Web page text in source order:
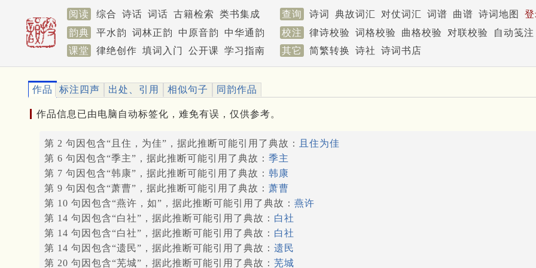
阅读 综合 诗话 词话 古籍检索 类书集成 查询 诗词 典故词汇 对仗词汇 词谱 曲谱 诗词地图
韵典
平水韵 词林正韵 中原音韵 中华通韵 校注 律诗校验 词格校验 曲格校验 对联校验
自动笺注
课堂
律绝创作 填词入门 公开课 学习指南 其它 简繁转换 诗社 诗词书店
作品 标注四声 出处、引用 相似句子 同韵作品
作品信息已由电脑自动标签化，难免有误，仅供参考。
第 2 句因包含“且住，为佳”，据此推断可能引用了典故：
且住为佳
第 6 句因包含“季主”，据此推断可能引用了典故： 季主
第 7 句因包含“韩康”，据此推断可能引用了典故： 韩康
第 9 句因包含“萧曹”，据此推断可能引用了典故： 萧曹
第 10 句因包含“燕许，如”，据此推断可能引用了典故： 燕许
第 14 句因包含“白社”，据此推断可能引用了典故： 白社
第 14 句因包含“白社”，据此推断可能引用了典故： 白社
第 14 句因包含“遗民”，据此推断可能引用了典故： 遗民
第 20 句因包含“芜城”，据此推断可能引用了典故： 芜城